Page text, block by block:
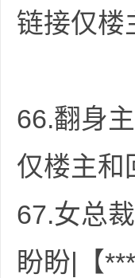
链接仅楼
66.翻身
仅楼主和
67.女总
盼盼|【